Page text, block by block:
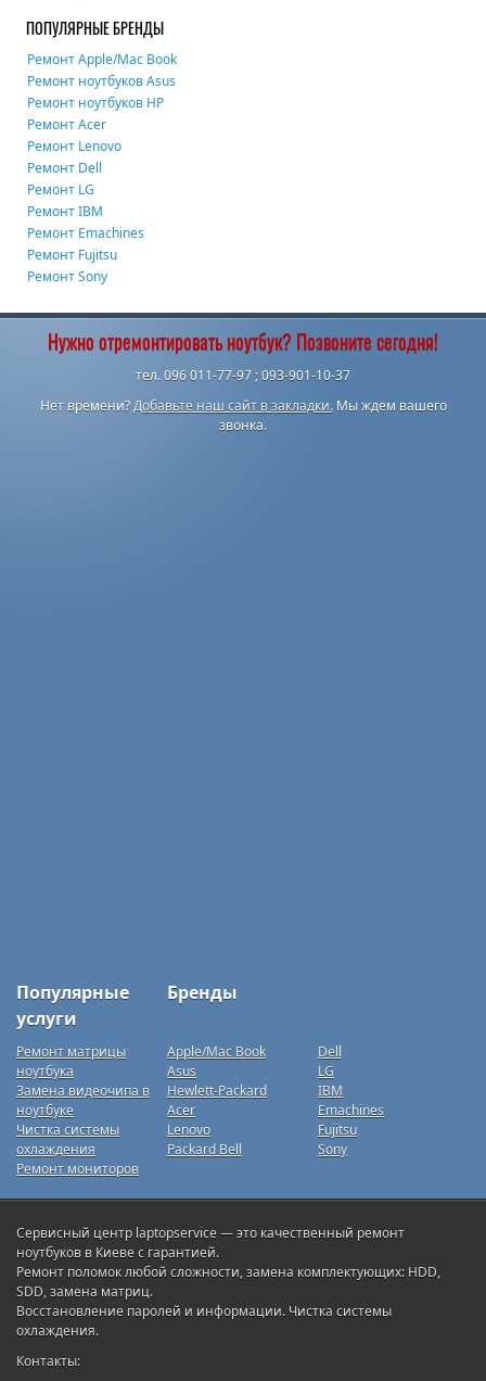
ПОПУЛЯРНЫЕ БРЕНДЫ
Ремонт Apple/Mac Book
Ремонт ноутбуков Asus
Ремонт ноутбуков HP
Ремонт Acer
Ремонт Lenovo
Ремонт Dell
Ремонт LG
Ремонт IBM
Ремонт Emachines
Ремонт Fujitsu
Ремонт Sony
Нужно отремонтировать ноутбук? Позвоните сегодня!
тел. 096 011-77-97 ; 093-901-10-37
Нет времени?Добавьте наш сайт в закладки.Мы ждем вашего
звонка.
Популярные
услуги
Бренды
Ремонт матрицы
ноутбука
Замена видеочипа в
ноутбуке
Чистка системы
охлаждения
Ремонт мониторов
Apple/Mac Book
Asus
Hewlett-Packard
Acer
Lenovo
Packard Bell
Dell
LG
IBM
Emachines
Fujitsu
Sony
Сервисный центр laptopservice — это качественный ремонт
ноутбуков в Киеве с гарантией.
Ремонт поломок любой сложности, замена комплектующих: HDD,
SDD, замена матриц.
Восстановление паролей и информации. Чистка системы
охлаждения.
Контакты: